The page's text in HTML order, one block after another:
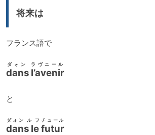
将来は
フランス語で
dans l’avenir
ダォン ラヴニール
と
dans le futur
ダォン ル フチュール